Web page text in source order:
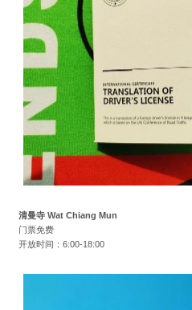
清曼寺 Wat Chiang Mun
门票免费
开放时间：6:00-18:00